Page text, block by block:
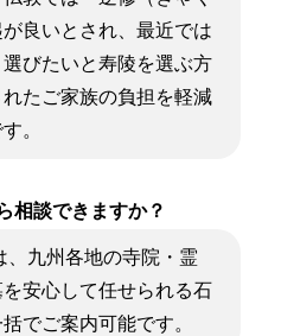
良いとされ、最近では
びたいと寿陵を選ぶ方
たご家族の負担を軽減
。
相談できますか？
、九州各地の寺院・霊
安心して任せられる石
でご案内可能です。